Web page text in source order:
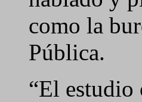
como la
Pública.
“El